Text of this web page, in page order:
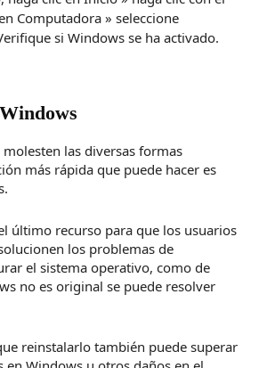
Computadora » seleccione
si Windows se ha activado.
las diversas formas
más rápida que puede hacer es
último recurso para que los usuarios
los problemas de
el sistema operativo, como de
no es original se puede resolver
reinstalarlo también puede superar